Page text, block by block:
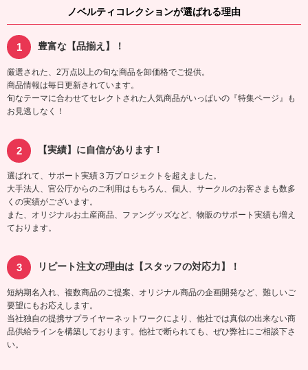
ノベルティコレクションが選ばれる理由
豊富な【品揃え】！
厳選された、2万点以上の旬な商品を卸価格でご提供。
商品情報は毎日更新されています。
旬なテーマに合わせてセレクトされた人気商品がいっぱいの『特集ページ』も
お見逃しなく！
【実績】に自信があります！
選ばれて、サポート実績３万プロジェクトを超えました。
大手法人、官公庁からのご利用はもちろん、個人、サークルのお客さまも数多
くの実績がございます。
また、オリジナルお土産商品、ファングッズなど、物販のサポート実績も増え
ております。
リピート注文の理由は【スタッフの対応力】！
短納期名入れ、複数商品のご提案、オリジナル商品の企画開発など、難しいご
要望にもお応えします。
当社独自の提携サプライヤーネットワークにより、他社では真似の出来ない商
品供給ラインを構築しております。他社で断られても、ぜひ弊社にご相談下さ
い。